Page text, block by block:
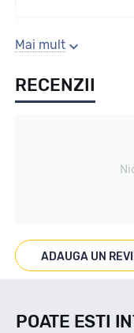
Sezon
Vara
Marcaje
Mai mult
RECENZII
ADAUGA UN
POATE ESTI